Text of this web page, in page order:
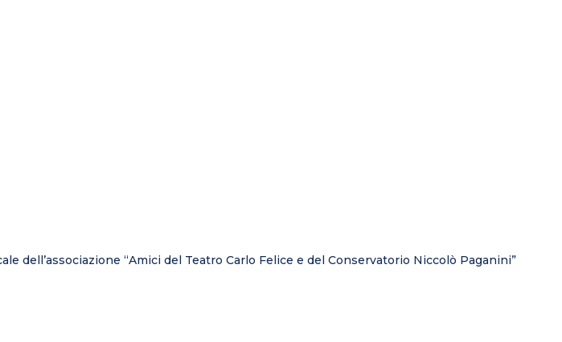
dell’associazione “Amici del Teatro Carlo Felice e del Conservatorio Niccolò Paganini”